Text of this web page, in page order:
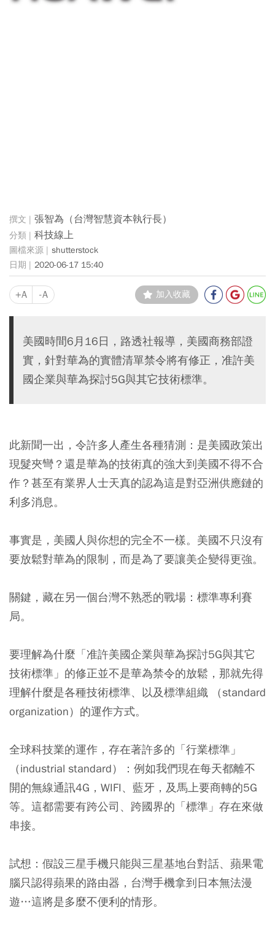
張智為（台灣智慧資本執行長）
科技線上
shutterstock
2020-06-17 15:40
+A -A 加入收藏
美國時間6月16日，路透社報導，美國商務部證
實，針對華為的實體清單禁令將有修正，准許美
國企業與華為探討5G與其它技術標準。
此新聞一出，令許多人產生各種猜測：是美國政策出
現髮夾彎？還是華為的技術真的強大到美國不得不合
作？甚至有業界人士天真的認為這是對亞洲供應鏈的
利多消息。
事實是，美國人與你想的完全不一樣。美國不只沒有
要放鬆對華為的限制，而是為了要讓美企變得更強。
關鍵，藏在另一個台灣不熟悉的戰場： 標準專利賽
局。
要理解為什麼「准許美國企業與華為探討5G與其它
技術標準」的修正並不是華為禁令的放鬆，那就先得
理解什麼是各種技術標準、以及標準組織 （standard
organization）的運作方式。
全球科技業的運作，存在著許多的「行業標準」
（industrial standard）：例如我們現在每天都離不
開的無線通訊4G，WIFI、藍牙，及馬上要商轉的5G
等。這都需要有跨公司、跨國界的「標準」存在來做
串接。
試想：假設三星手機只能與三星基地台對話、蘋果電
腦只認得蘋果的路由器，台灣手機拿到日本無法漫
遊…這將是多麼不便利的情形。